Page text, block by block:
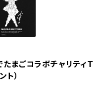
まごコラボチャリティT
ト）